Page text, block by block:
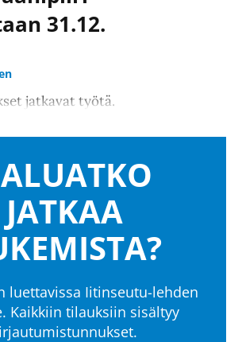
31.12.
jatkavat työtä.
JATKAA
luettavissa Iitinseutu-lehden
Kaikkiin tilauksiin sisältyy